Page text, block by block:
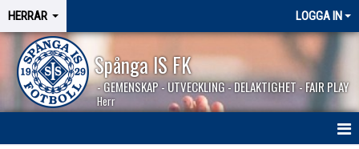
HERRAR LOGGA IN
Spånga IS FK
- GEMENSKAP - UTVECKLING - DELAKTIGHET - FAIR PLAY
Herr